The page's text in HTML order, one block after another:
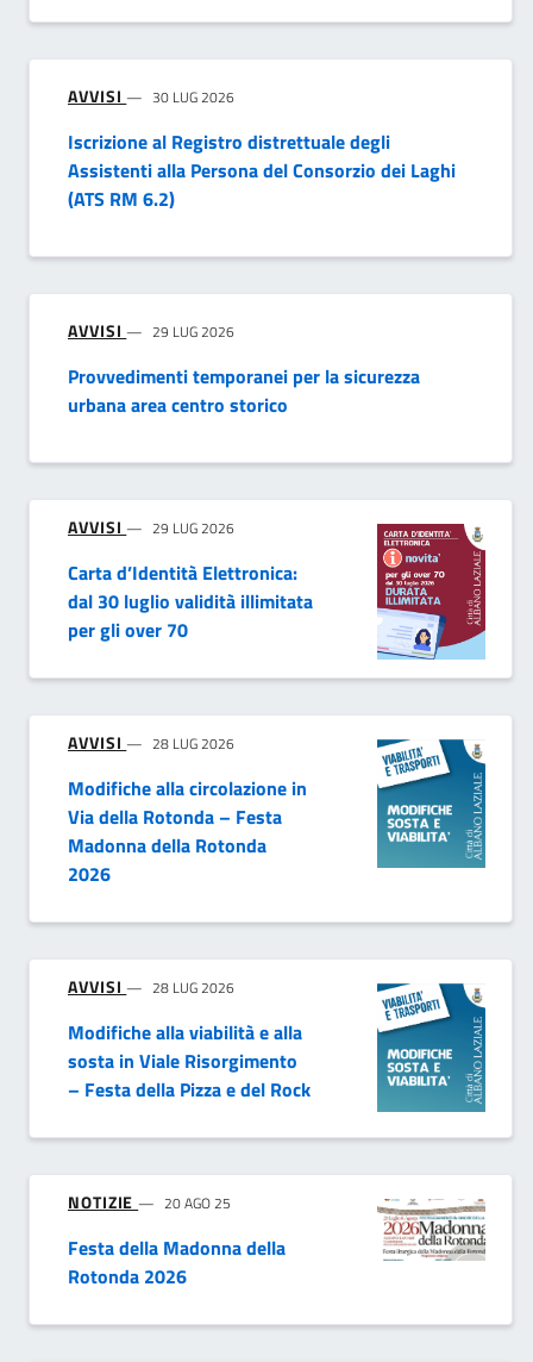
AVVISI 30 LUG 2026
Iscrizione al Registro distrettuale degli
Assistenti alla Persona del Consorzio dei Laghi
(ATS RM 6.2)
AVVISI 29 LUG 2026
Provvedimenti temporanei per la sicurezza
urbana area centro storico
AVVISI 29 LUG 2026
Carta d’Identità Elettronica:
dal 30 luglio validità illimitata
per gli over 70
AVVISI 28 LUG 2026
Modifiche alla circolazione in
Via della Rotonda – Festa
Madonna della Rotonda
2026
AVVISI 28 LUG 2026
Modifiche alla viabilità e alla
sosta in Viale Risorgimento
– Festa della Pizza e del Rock
NOTIZIE 20 AGO 25
Festa della Madonna della
Rotonda 2026